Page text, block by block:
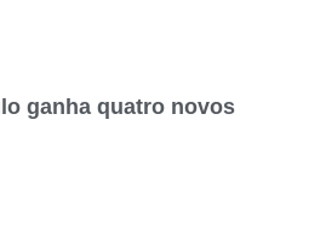
ganha quatro novos